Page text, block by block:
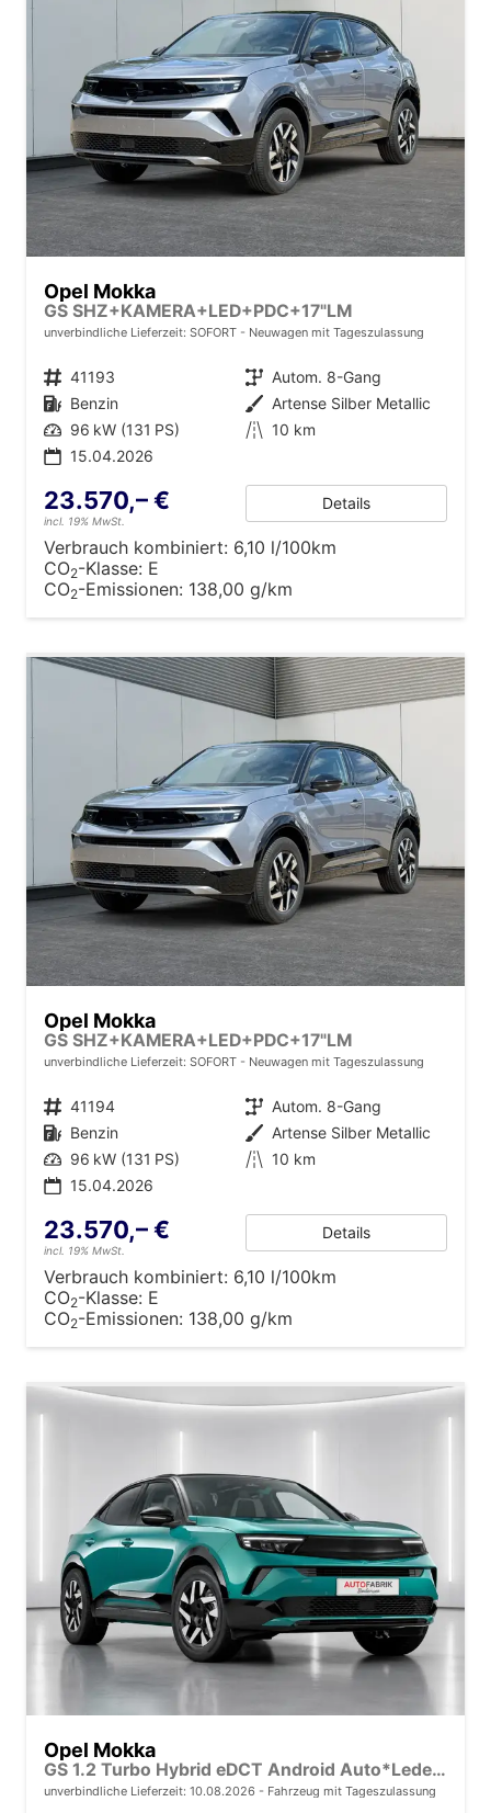
Opel Mokka
GS SHZ+KAMERA+LED+PDC+17"LM
unverbindliche Lieferzeit: SOFORT Neuwagen mit Tageszulassung
Fahrzeugnr. 41193 Getriebe Autom. 8-Gang
Kraftstoff Benzin Außenfarbe Artense Silber Metallic
Leistung 96 kW (131 PS) Kilometerstand 10 km
15.04.2026
23.570,– €
incl. 19% MwSt.
Details
Verbrauch kombiniert: 6,10 l/100km
CO2-Klasse: E
CO2-Emissionen: 138,00 g/km
Opel Mokka
GS SHZ+KAMERA+LED+PDC+17"LM
unverbindliche Lieferzeit: SOFORT Neuwagen mit Tageszulassung
Fahrzeugnr. 41194 Getriebe Autom. 8-Gang
Kraftstoff Benzin Außenfarbe Artense Silber Metallic
Leistung 96 kW (131 PS) Kilometerstand 10 km
15.04.2026
23.570,– €
incl. 19% MwSt.
Details
Verbrauch kombiniert: 6,10 l/100km
CO2-Klasse: E
CO2-Emissionen: 138,00 g/km
Opel Mokka
GS 1.2 Turbo Hybrid eDCT Android Auto*Leder*SHZ*Keyless*Kamera*Klimaauto*LED*
unverbindliche Lieferzeit: 10.08.2026 Fahrzeug mit Tageszulassung